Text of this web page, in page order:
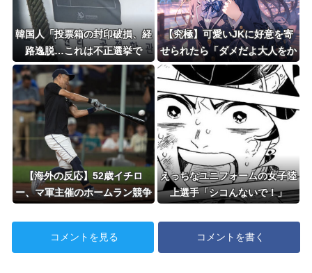
韓国人「投票箱の封印破損、経
路逸脱…これは不正選挙で
は？」ソウル地方選挙で事前投
票箱の開票が一時中断
【究極】可愛いJKに好意を寄
せられたら「ダメだよ大人をか
らかっちゃ」って言える？
【海外の反応】52歳イチロ
ー、マ軍主催のホームラン競争
は本当だったんだな…」
えっちなユニフォームの女子陸
上選手「シコんないで！」
コメントを見る コメントを書く